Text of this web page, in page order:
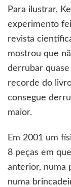
Para ilustrar,
experimento
revista
mostrou que
derrubar
recorde do
consegue
maior.
Em 2001 um
8 peças em
anterior, numa
numa